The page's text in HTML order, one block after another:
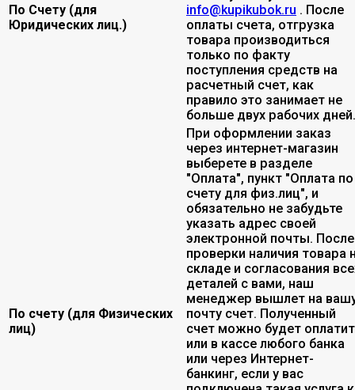
По Счету (для
Юридических лиц.)
info@kupikubok.ru . После
оплаты счета, отгрузка
товара производиться
только по факту
поступления средств на
расчетный счет, как
правило это занимает не
больше двух рабочих дней.
По счету (для Физических
лиц)
При оформлении заказ
через интернет-магазин
выберете в разделе
"Оплата", пункт "Оплата по
счету для физ.лиц", и
обязательно не забудьте
указать адрес своей
электронной почты. После
проверки наличия товара
складе и согласования
деталей с вами, наш
менеджер вышлет на
почту счет. Полученный
счет можно будет
или в кассе любого банка
или через Интернет-
банкинг, если у вас